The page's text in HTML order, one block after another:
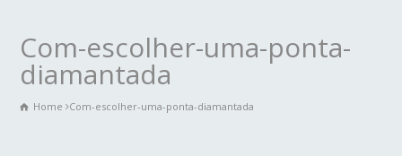
Com-escolher-uma-ponta-
diamantada
Home Com-escolher-uma-ponta-diamantada